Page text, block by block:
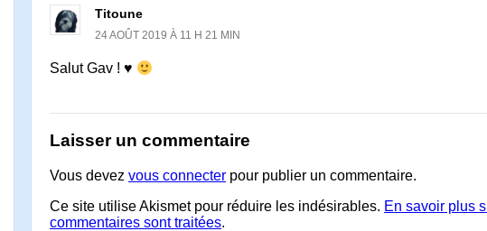
Titoune
24 AOÛT 2019 À 11 H 21 MIN
Salut Gav ! ♥
Laisser un commentaire
Vous devez vous connecter pour publier un commentaire.
Ce site utilise Akismet pour réduire les indésirables. En savoir plus
commentaires sont traitées.